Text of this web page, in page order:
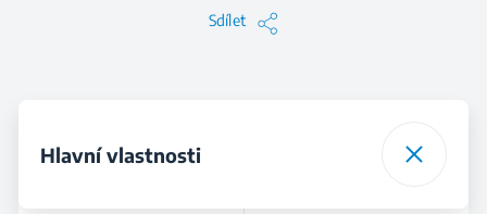
Sdílet
Hlavní vlastnosti